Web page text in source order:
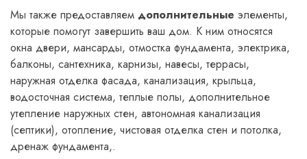
Мы также предоставляем дополнительные элементы,
которые помогут завершить ваш дом. К ним относятся
окна двери, мансарды, отмостка фундамента, электрика,
балконы, сантехника, карнизы, навесы, террасы,
наружная отделка фасада, канализация, крыльца,
водосточная система, теплые полы, дополнительное
утепление наружных стен, автономная канализация
(септики), отопление, чистовая отделка стен и потолка,
дренаж фундамента,.